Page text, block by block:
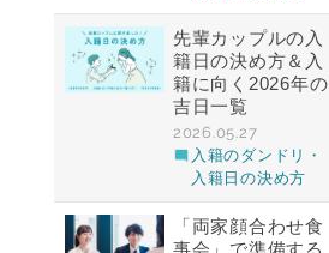
先輩カップルの入
籍日の決め方＆入
籍に向く2026年の
吉日一覧
2026.05.27
入籍のダンドリ・
入籍日の決め方
「両家顔合わせ食
事会」で準備する